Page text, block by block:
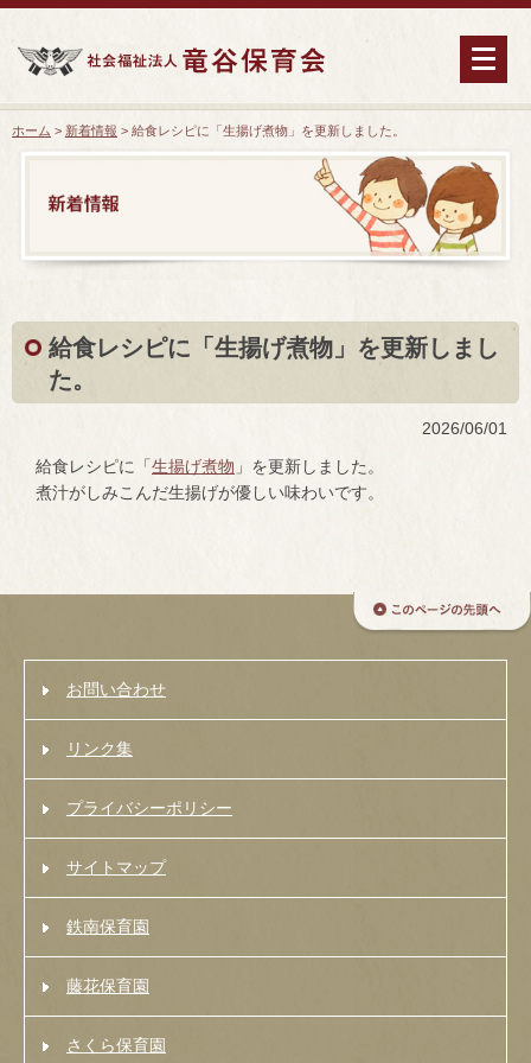
ホーム > 新着情報 > 給食レシピに「生揚げ煮物」を更新しました。
給食レシピに「生揚げ煮物」を更新しまし
た。
2026/06/01
給食レシピに「生揚げ煮物 」を更新しました。
煮汁がしみこんだ生揚げが優しい味わいです。
お問い合わせ
リンク集
プライバシーポリシー
サイトマップ
鉄南保育園
藤花保育園
さくら保育園